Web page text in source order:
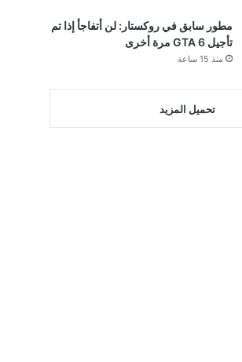
مطور سابق في روكستار: لن أتفاجأ إذا تم
تأجيل GTA 6 مرة أخرى
منذ 15 ساعة
تحميل المزيد